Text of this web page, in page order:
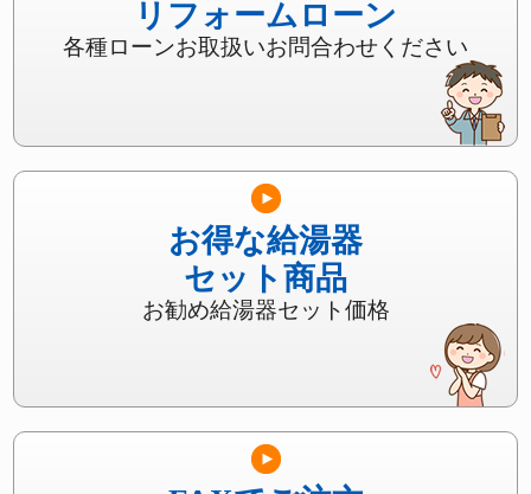
リフォームローン
各種ローンお取扱いお問合わせください
お得な給湯器
セット商品
お勧め給湯器セット価格